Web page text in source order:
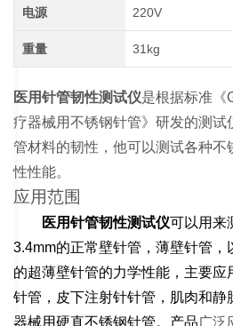
电源 220V
重量 31kg
医用针管韧性测试仪是根据标准《
疗器械用不锈钢针管》研发的测试
管材料的韧性，他可以测试各种不
性性能。
应用范围
医用针管韧性测试仪可以用来
3.4mm的正常壁针管，薄壁针管，
的超薄壁针管的力学性能，主要
针管，皮下注射针针管，肌肉和静
器械用硬直不锈钢针管。产品广泛